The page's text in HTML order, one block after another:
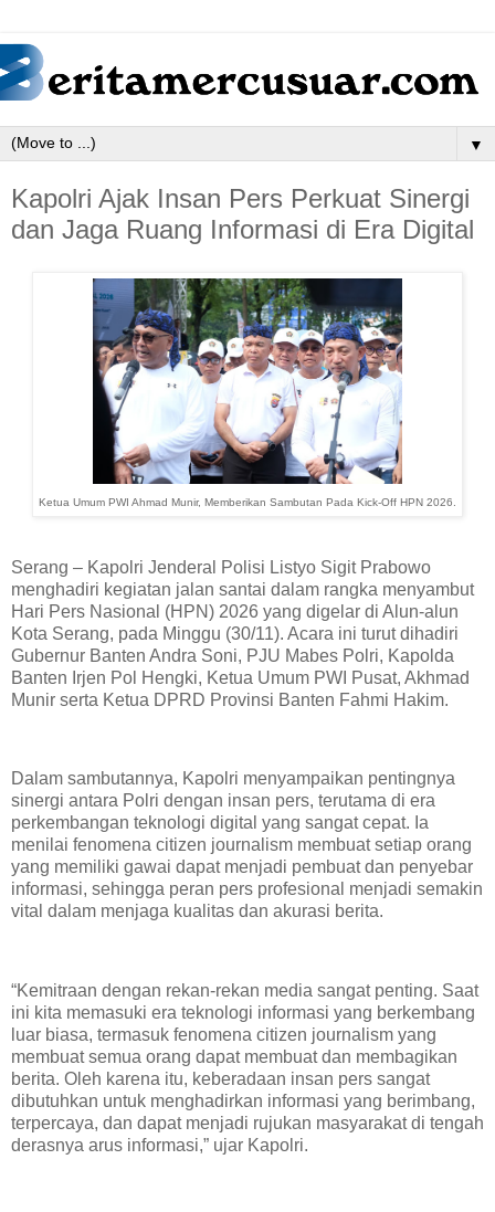
▼
Kapolri Ajak Insan Pers Perkuat Sinergi
dan Jaga Ruang Informasi di Era Digital
Ketua Umum PWI Ahmad Munir, Memberikan Sambutan Pada Kick-Off HPN 2026.
Serang – Kapolri Jenderal Polisi Listyo Sigit Prabowo
menghadiri kegiatan jalan santai dalam rangka menyambut
Hari Pers Nasional (HPN) 2026 yang digelar di Alun-alun
Kota Serang, pada Minggu (30/11). Acara ini turut dihadiri
Gubernur Banten Andra Soni, PJU Mabes Polri, Kapolda
Banten Irjen Pol Hengki, Ketua Umum PWI Pusat, Akhmad
Munir serta Ketua DPRD Provinsi Banten Fahmi Hakim.
Dalam sambutannya, Kapolri menyampaikan pentingnya
sinergi antara Polri dengan insan pers, terutama di era
perkembangan teknologi digital yang sangat cepat. Ia
menilai fenomena citizen journalism membuat setiap orang
yang memiliki gawai dapat menjadi pembuat dan penyebar
informasi, sehingga peran pers profesional menjadi semakin
vital dalam menjaga kualitas dan akurasi berita.
“Kemitraan dengan rekan-rekan media sangat penting. Saat
ini kita memasuki era teknologi informasi yang berkembang
luar biasa, termasuk fenomena citizen journalism yang
membuat semua orang dapat membuat dan membagikan
berita. Oleh karena itu, keberadaan insan pers sangat
dibutuhkan untuk menghadirkan informasi yang berimbang,
terpercaya, dan dapat menjadi rujukan masyarakat di tengah
derasnya arus informasi,” ujar Kapolri.